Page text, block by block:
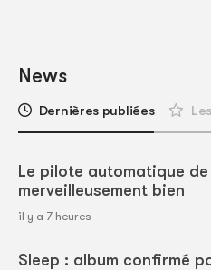
News
Dernières publiées
Le pilote automatique
merveilleusement bien
il y a 7 heures
Sleep : album confirmé